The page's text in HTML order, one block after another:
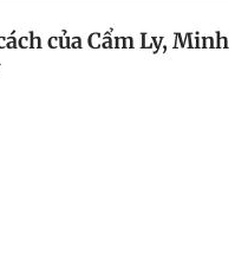
của Cẩm Ly, Minh